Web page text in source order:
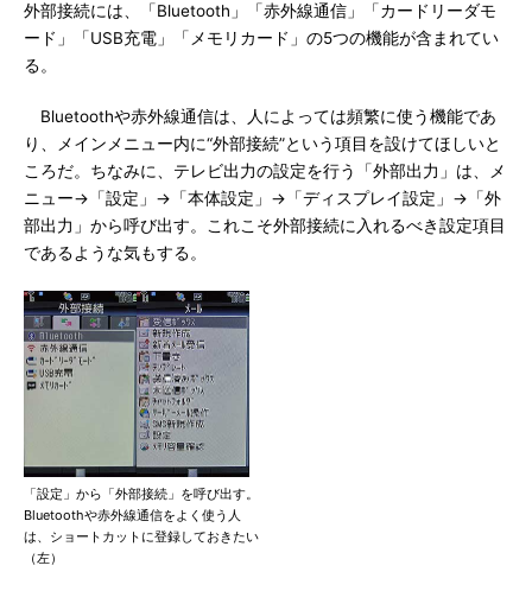
外部接続には、「Bluetooth」「赤外線通信」「カードリーダモ
ード」「USB充電」「メモリカード」の5つの機能が含まれてい
る。
Bluetoothや赤外線通信は、人によっては頻繁に使う機能であ
り、メインメニュー内に“外部接続”という項目を設けてほしいと
ころだ。ちなみに、テレビ出力の設定を行う「外部出力」は、メ
ニュー→「設定」→「本体設定」→「ディスプレイ設定」→「外
部出力」から呼び出す。これこそ外部接続に入れるべき設定項目
であるような気もする。
「設定」から「外部接続」を呼び出す。
Bluetoothや赤外線通信をよく使う人
は、ショートカットに登録しておきたい
（左）